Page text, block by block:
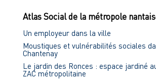
Atlas Social de la métropole
Un employeur dans la ville
Moustiques et vulnérabilités sociales
Chantenay
Le jardin des Ronces : espace jardiné
ZAC métropolitaine